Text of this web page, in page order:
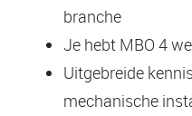
branche
Je hebt MBO 4
Uitgebreide
mechanische